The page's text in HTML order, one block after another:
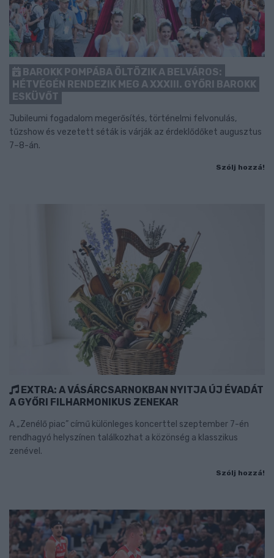
BAROKK POMPÁBA ÖLTÖZIK A BELVÁROS:
HÉTVÉGÉN RENDEZIK MEG A XXXIII. GYŐRI BAROKK
ESKÜVŐT
Jubileumi fogadalom megerősítés, történelmi felvonulás,
tűzshow és vezetett séták is várják az érdeklődőket augusztus
7–8-án.
Szólj hozzá!
EXTRA: A VÁSÁRCSARNOKBAN NYITJA ÚJ ÉVADÁT
A GYŐRI FILHARMONIKUS ZENEKAR
A „Zenélő piac” című különleges koncerttel szeptember 7-én
rendhagyó helyszínen találkozhat a közönség a klasszikus
zenével.
Szólj hozzá!